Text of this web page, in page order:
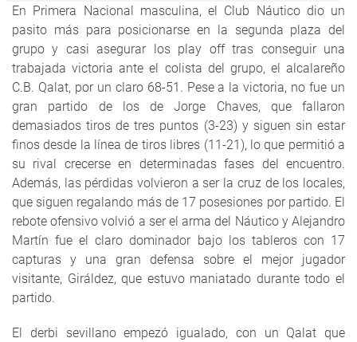
En Primera Nacional masculina, el Club Náutico dio un
pasito más para posicionarse en la segunda plaza del
grupo y casi asegurar los play off tras conseguir una
trabajada victoria ante el colista del grupo, el alcalareño
C.B. Qalat, por un claro 68-51. Pese a la victoria, no fue un
gran partido de los de Jorge Chaves, que fallaron
demasiados tiros de tres puntos (3-23) y siguen sin estar
finos desde la línea de tiros libres (11-21), lo que permitió a
su rival crecerse en determinadas fases del encuentro.
Además, las pérdidas volvieron a ser la cruz de los locales,
que siguen regalando más de 17 posesiones por partido. El
rebote ofensivo volvió a ser el arma del Náutico y Alejandro
Martín fue el claro dominador bajo los tableros con 17
capturas y una gran defensa sobre el mejor jugador
visitante, Giráldez, que estuvo maniatado durante todo el
partido.
El derbi sevillano empezó igualado, con un Qalat que